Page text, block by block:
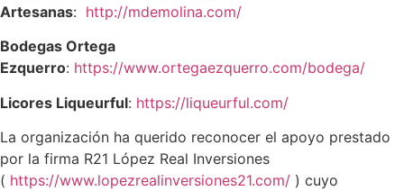
Artesanas: http://mdemolina.com/
Bodegas Ortega
Ezquerro: https://www.ortegaezquerro.com/bodega/
Licores Liqueurful: https://liqueurful.com/
La organización ha querido reconocer el apoyo prestado
por la firma R21 López Real Inversiones
( https://www.lopezrealinversiones21.com/ ) cuyo